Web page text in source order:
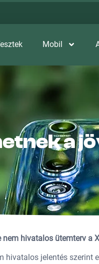
Mobil
a
nem hivatalos ütemterv a
hivatalos jelentés szerint